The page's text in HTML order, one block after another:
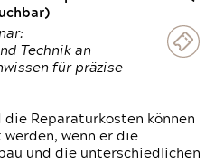
Technik an
für präzise
die Reparaturkosten können
wenn er die
und die unterschiedlichen